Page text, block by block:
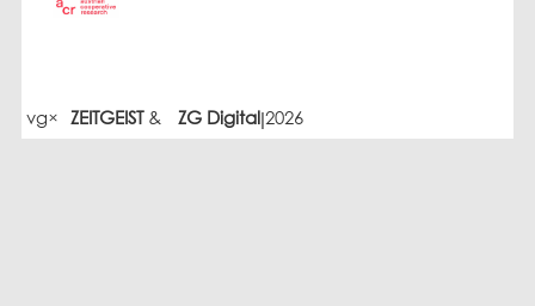
vg× ZEITGEIST& ZG Digital|2026